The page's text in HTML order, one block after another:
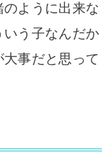
ように出来な
う子なんだか
事だと思って